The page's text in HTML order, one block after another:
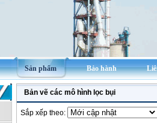
Sản phẩm Bảo hành
Bản vẽ các mô hình lọc bụi
Sắp xếp theo: